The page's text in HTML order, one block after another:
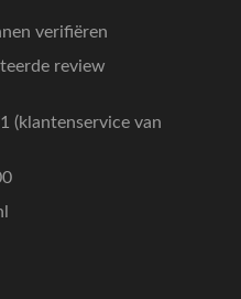
verifiëren
review
(klantenservice van